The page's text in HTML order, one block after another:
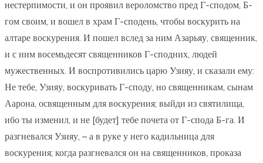
нестерпимости, и он проявил вероломство пред Г-сподом, Б-
гом своим, и вошел в храм Г-сподень, чтобы воскурить на
алтаре воскурения. И пошел вслед за ним Азарьяу, священник,
и с ним восемьдесят священников Г-сподних, людей
мужественных. И воспротивились царю Узияу, и сказали ему:
Не тебе, Узияу, воскуривать Г-споду, но священникам, сынам
Аарона, освященным для воскурения; выйди из святилища,
ибо ты изменил, и не [будет] тебе почета от Г-спода Б-га. И
разгневался Узияу, – а в руке у него кадильница для
воскурения; когда разгневался он на священников, проказа